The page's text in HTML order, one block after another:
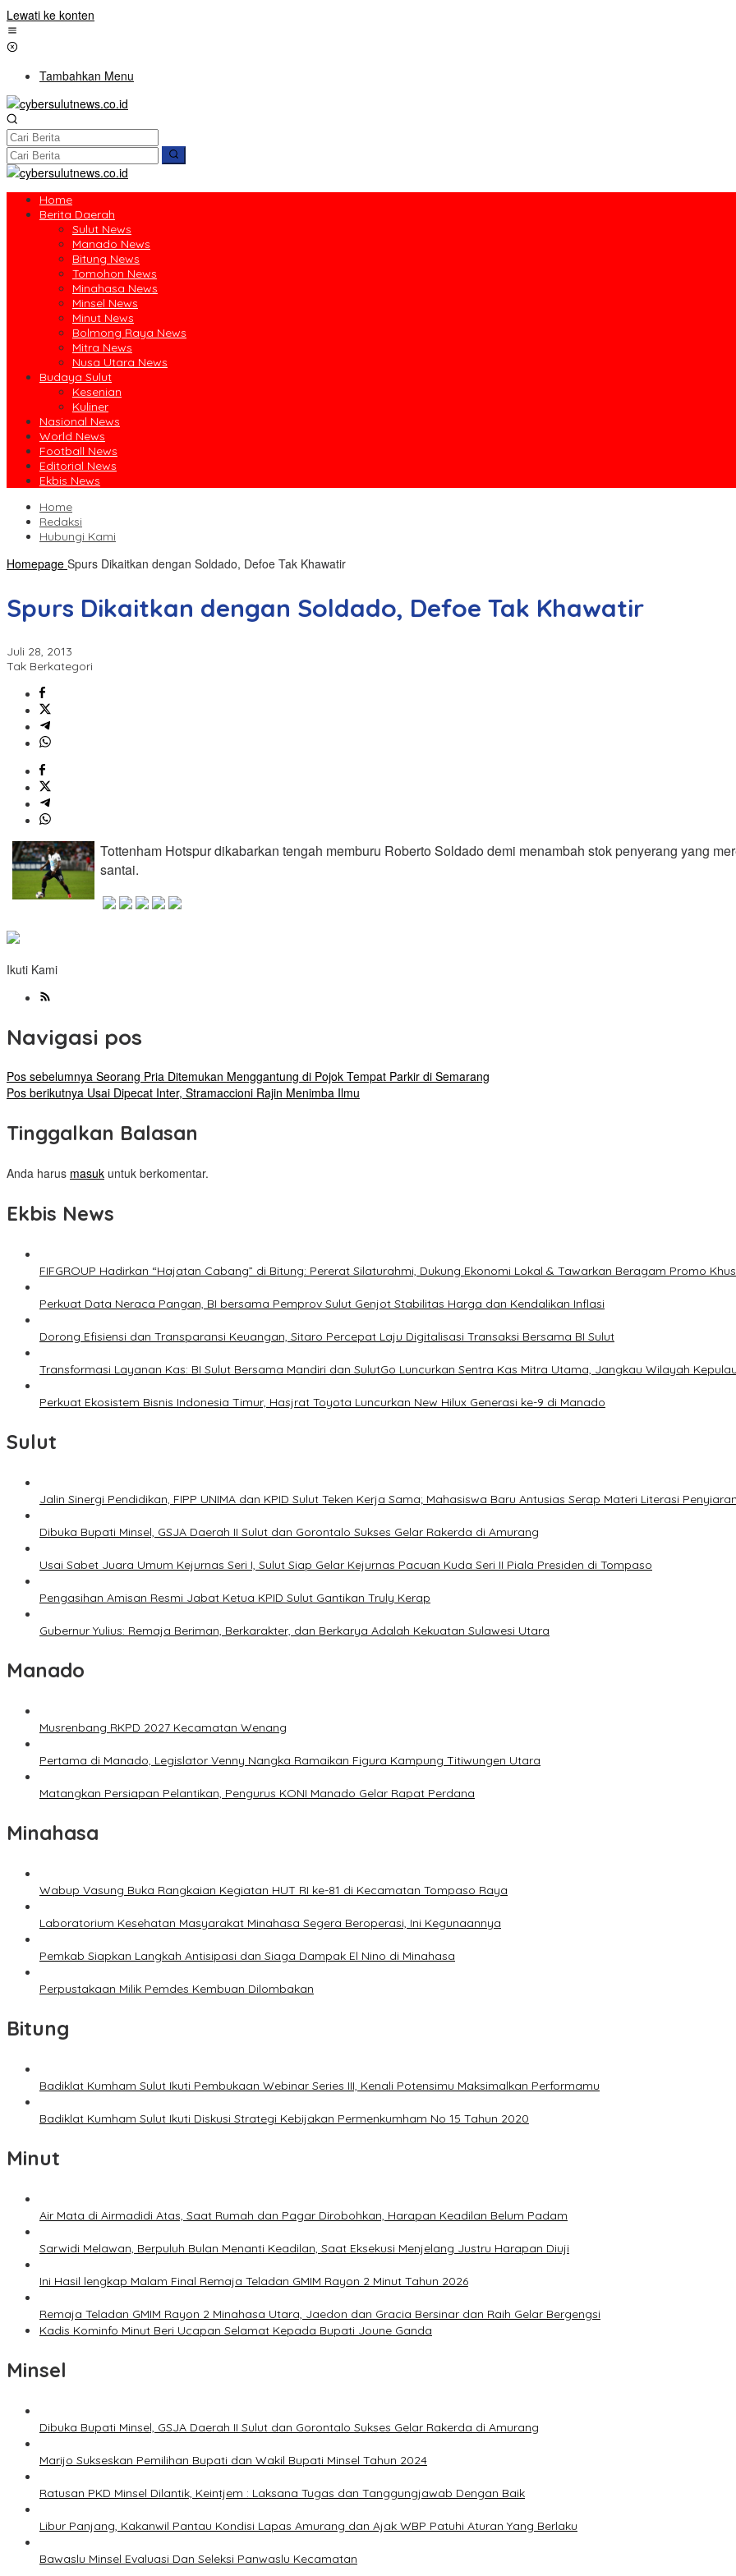
Lewati ke konten
Tambahkan Menu
Home
Berita Daerah
Sulut News
Manado News
Bitung News
Tomohon News
Minahasa News
Minsel News
Minut News
Bolmong Raya News
Mitra News
Nusa Utara News
Budaya Sulut
Kesenian
Kuliner
Nasional News
World News
Football News
Editorial News
Ekbis News
Home
Redaksi
Hubungi Kami
Homepage Spurs Dikaitkan dengan Soldado, Defoe Tak Khawatir
Spurs Dikaitkan dengan Soldado, Defoe Tak Khawatir
Juli 28, 2013
Tak Berkategori
Tottenham Hotspur dikabarkan tengah memburu Roberto Soldado demi menambah stok penyerang yang
santai.
Ikuti Kami
Navigasi pos
Pos sebelumnya Seorang Pria Ditemukan Menggantung di Pojok Tempat Parkir di Semarang
Pos berikutnya Usai Dipecat Inter, Stramaccioni Rajin Menimba Ilmu
Tinggalkan Balasan
Anda harus masuk untuk berkomentar.
Ekbis News
FIFGROUP Hadirkan “Hajatan Cabang” di Bitung: Pererat Silaturahmi, Dukung Ekonomi Lokal & Tawarkan Beragam Promo
Perkuat Data Neraca Pangan, BI bersama Pemprov Sulut Genjot Stabilitas Harga dan Kendalikan Inflasi
Dorong Efisiensi dan Transparansi Keuangan, Sitaro Percepat Laju Digitalisasi Transaksi Bersama BI Sulut
Transformasi Layanan Kas: BI Sulut Bersama Mandiri dan SulutGo Luncurkan Sentra Kas Mitra Utama, Jangkau Wilayah
Perkuat Ekosistem Bisnis Indonesia Timur, Hasjrat Toyota Luncurkan New Hilux Generasi ke-9 di Manado
Sulut
Jalin Sinergi Pendidikan, FIPP UNIMA dan KPID Sulut Teken Kerja Sama; Mahasiswa Baru Antusias Serap Materi Literasi Penyiaran
Dibuka Bupati Minsel, GSJA Daerah II Sulut dan Gorontalo Sukses Gelar Rakerda di Amurang
Usai Sabet Juara Umum Kejurnas Seri I, Sulut Siap Gelar Kejurnas Pacuan Kuda Seri II Piala Presiden di Tompaso
Pengasihan Amisan Resmi Jabat Ketua KPID Sulut Gantikan Truly Kerap
Gubernur Yulius: Remaja Beriman, Berkarakter, dan Berkarya Adalah Kekuatan Sulawesi Utara
Manado
Musrenbang RKPD 2027 Kecamatan Wenang
Pertama di Manado, Legislator Venny Nangka Ramaikan Figura Kampung Titiwungen Utara
Matangkan Persiapan Pelantikan, Pengurus KONI Manado Gelar Rapat Perdana
Minahasa
Wabup Vasung Buka Rangkaian Kegiatan HUT RI ke-81 di Kecamatan Tompaso Raya
Laboratorium Kesehatan Masyarakat Minahasa Segera Beroperasi, Ini Kegunaannya
Pemkab Siapkan Langkah Antisipasi dan Siaga Dampak El Nino di Minahasa
Perpustakaan Milik Pemdes Kembuan Dilombakan
Bitung
Badiklat Kumham Sulut Ikuti Pembukaan Webinar Series III, Kenali Potensimu Maksimalkan Performamu
Badiklat Kumham Sulut Ikuti Diskusi Strategi Kebijakan Permenkumham No 15 Tahun 2020
Minut
Air Mata di Airmadidi Atas, Saat Rumah dan Pagar Dirobohkan, Harapan Keadilan Belum Padam
Sarwidi Melawan, Berpuluh Bulan Menanti Keadilan, Saat Eksekusi Menjelang Justru Harapan Diuji
Ini Hasil lengkap Malam Final Remaja Teladan GMIM Rayon 2 Minut Tahun 2026
Remaja Teladan GMIM Rayon 2 Minahasa Utara, Jaedon dan Gracia Bersinar dan Raih Gelar Bergengsi
Kadis Kominfo Minut Beri Ucapan Selamat Kepada Bupati Joune Ganda
Minsel
Dibuka Bupati Minsel, GSJA Daerah II Sulut dan Gorontalo Sukses Gelar Rakerda di Amurang
Marijo Sukseskan Pemilihan Bupati dan Wakil Bupati Minsel Tahun 2024
Ratusan PKD Minsel Dilantik, Keintjem : Laksana Tugas dan Tanggungjawab Dengan Baik
Libur Panjang, Kakanwil Pantau Kondisi Lapas Amurang dan Ajak WBP Patuhi Aturan Yang Berlaku
Bawaslu Minsel Evaluasi Dan Seleksi Panwaslu Kecamatan